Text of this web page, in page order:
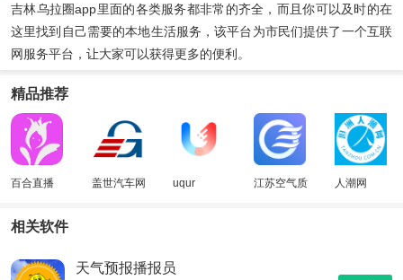
吉林乌拉圈app里面的各类服务都非常的齐全，而且你可以及时的在
这里找到自己需要的本地生活服务，该平台为市民们提供了一个互联
网服务平台，让大家可以获得更多的便利。
精品推荐
百合直播 盖世汽车网 uqur
江苏空气质
人潮网
相关软件
天气预报播报员